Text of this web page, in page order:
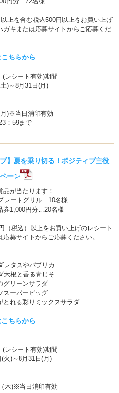
上を含む税込500円以上をお買い上げ
ガキまたは応募サイトからご応募くだ
ちらから
(レシート有効)期間
)～8月31日(月)
月)※当日消印有効
：59まで
ブ】夏を乗り切る！ポジティブ主役
ーン
が当たります！
レートグリル…10名様
券1,000円分…20名様
（税込）以上をお買い上げのレシート
応募サイトからご応募ください。
レタスやパプリカ
大根と香る青じそ
グリーンサラダ
スーパービッグ
とれる彩りミックスサラダ
ちらから
レシート有効)期間
(火)～8月31日(月)
木)※当日消印有効